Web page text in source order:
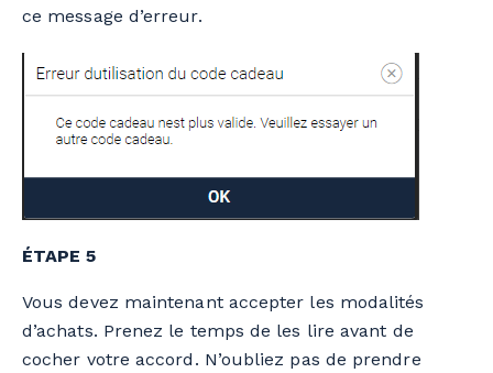
ce message d’erreur.
ÉTAPE 5
Vous devez maintenant accepter les modalités
d’achats. Prenez le temps de les lire avant de
cocher votre accord. N’oubliez pas de prendre